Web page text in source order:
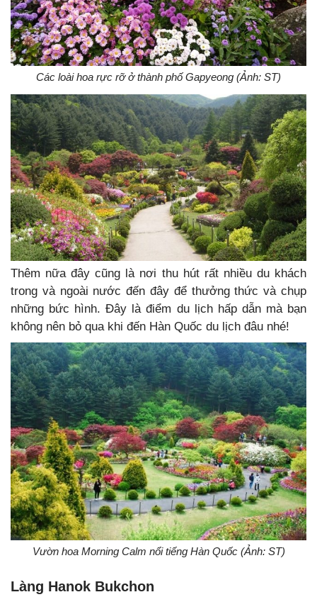
Các loài hoa rực rỡ ở thành phố Gapyeong (Ảnh: ST)
Thêm nữa đây cũng là nơi thu hút rất nhiều du khách
trong và ngoài nước đến đây để thưởng thức và chụp
những bức hình. Đây là điểm du lịch hấp dẫn mà bạn
không nên bỏ qua khi đến Hàn Quốc du lịch đâu nhé!
Vườn hoa Morning Calm nổi tiếng Hàn Quốc (Ảnh: ST)
Làng Hanok Bukchon